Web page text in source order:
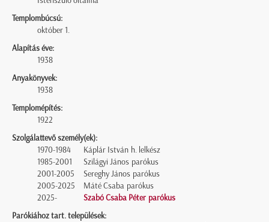
Templombúcsú:
október 1.
Alapítás éve:
1938
Anyakönyvek:
1938
Templomépítés:
1922
Szolgálattevő személy(ek):
1970-1984
Káplár István h. lelkész
1985-2001
Szilágyi János parókus
2001-2005
Sereghy János parókus
2005-2025
Máté Csaba parókus
2025-
Szabó Csaba Péter parókus
Parókiához tart. települések: